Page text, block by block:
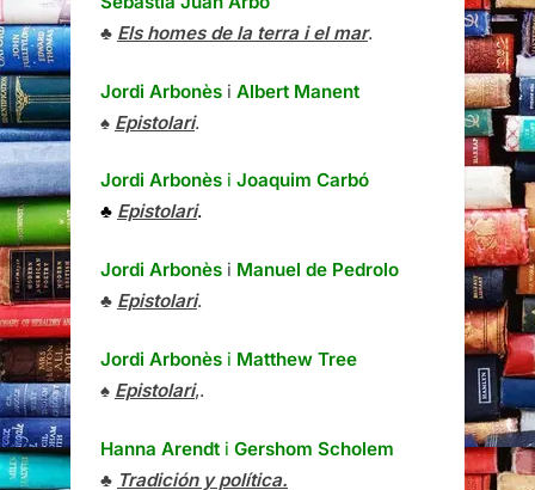
♣ Els homes de la terra i el mar.
Jordi Arbonès i Albert Manent
♠ Epistolari.
Jordi Arbonès i Joaquim Carbó
♣ Epistolari.
Jordi Arbonès i Manuel de Pedrolo
♣ Epistolari.
Jordi Arbonès i Matthew Tree
♠ Epistolari,.
Hanna Arendt i Gershom Scholem
♣ Tradición y política.